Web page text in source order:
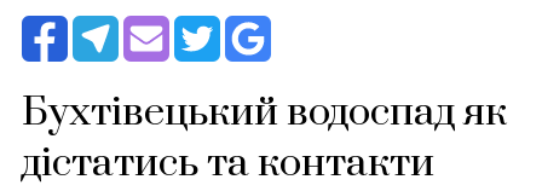
Бухтівецький водоспад як
дістатись та контакти